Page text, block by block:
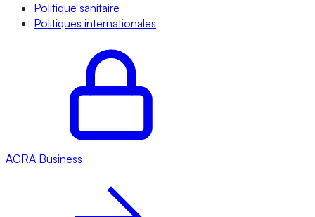
Politique sanitaire
Politiques internationales
AGRA Business